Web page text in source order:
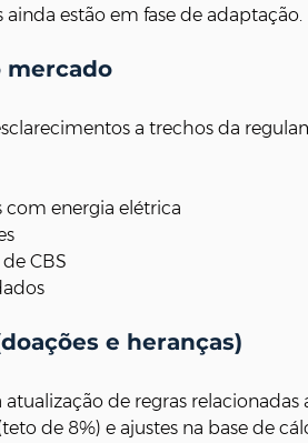
estão em fase de adaptação.
mercado
a trechos da
energia elétrica
CBS
e heranças)
de regras relacionadas
de 8%) e ajustes na base de